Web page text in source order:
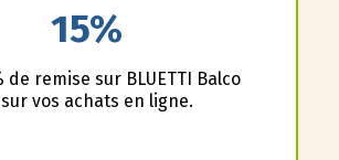
15%
de remise sur BLUETTI Balco
vos achats en ligne.